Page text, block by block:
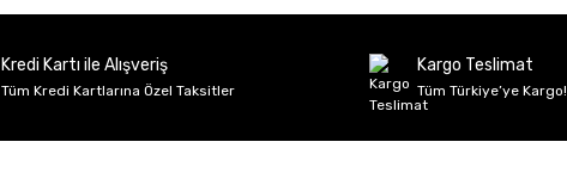
Kredi Kartı ile Alışveriş
Tüm Kredi Kartlarına Özel Taksitler
Kargo Teslimat
Tüm Türkiye’ye Kargo!